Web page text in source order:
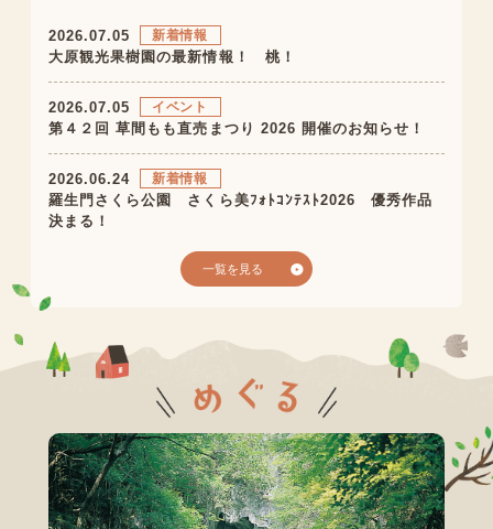
2026.07.05 新着情報
大原観光果樹園の最新情報！ 桃！
2026.07.05 イベント
第４２回 草間もも直売まつり 2026 開催のお知らせ！
2026.06.24 新着情報
羅生門さくら公園 さくら美ﾌｫﾄｺﾝﾃｽﾄ2026 優秀作品
決まる！
一覧を見る